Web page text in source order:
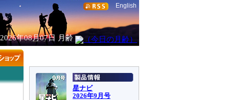
English
2026年08月07日 月齢
星ナビ
2026年9月号